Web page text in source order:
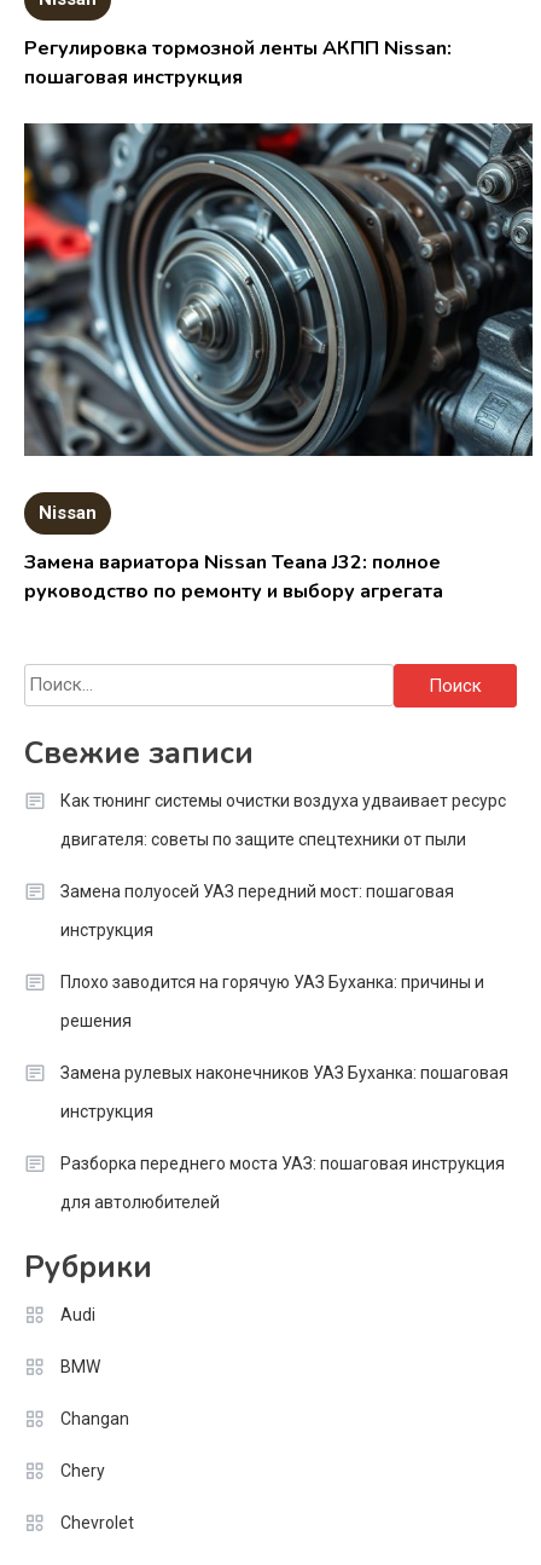
Регулировка тормозной ленты АКПП Nissan:
пошаговая инструкция
Nissan
Замена вариатора Nissan Teana J32: полное
руководство по ремонту и выбору агрегата
Найти:
Свежие записи
Как тюнинг системы очистки воздуха удваивает ресурс
двигателя: советы по защите спецтехники от пыли
Замена полуосей УАЗ передний мост: пошаговая
инструкция
Плохо заводится на горячую УАЗ Буханка: причины и
решения
Замена рулевых наконечников УАЗ Буханка: пошаговая
инструкция
Разборка переднего моста УАЗ: пошаговая инструкция
для автолюбителей
Рубрики
Audi
BMW
Changan
Chery
Chevrolet